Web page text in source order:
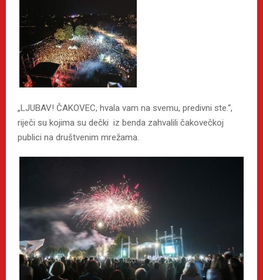
„LJUBAV! ČAKOVEC, hvala vam na svemu, predivni ste.“,
riječi su kojima su dečki iz benda zahvalili čakovečkoj
publici na društvenim mrežama.